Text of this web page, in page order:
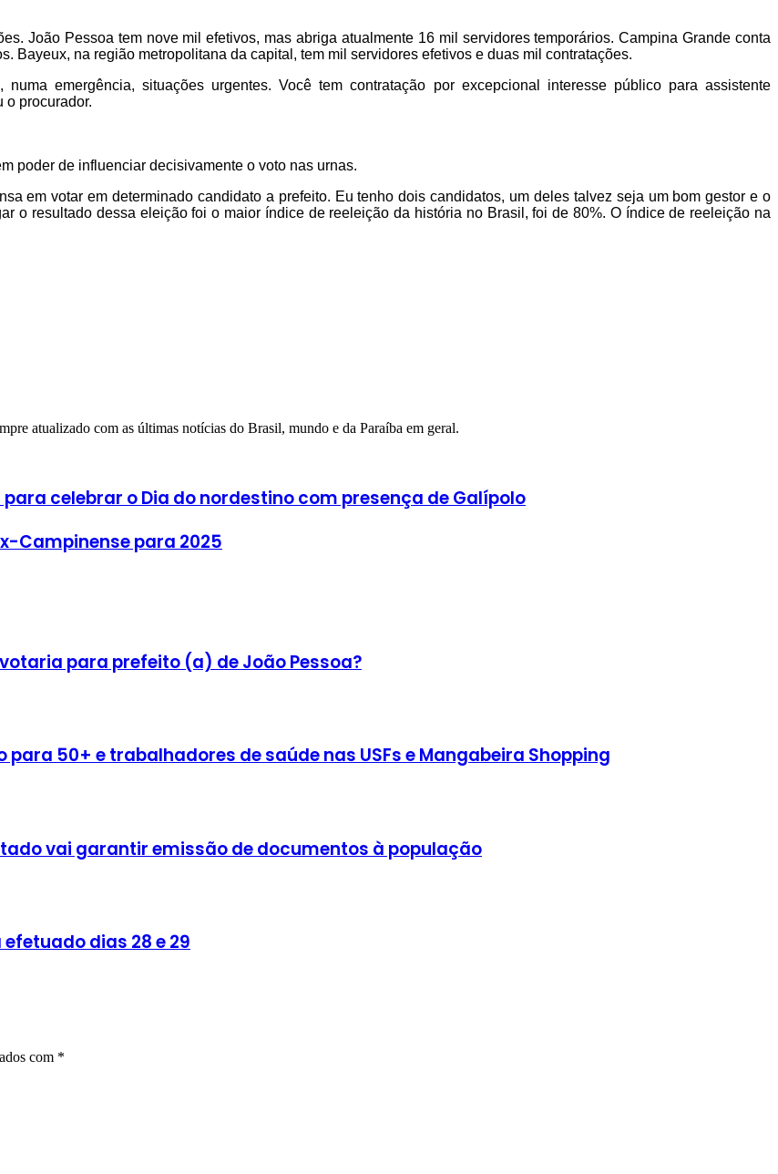
João Pessoa tem nove mil efetivos, mas abriga atualmente 16 mil servidores temporários. Campina Grande conta
Bayeux, na região metropolitana da capital, tem mil servidores efetivos e duas mil contratações.
emergência, situações urgentes. Você tem contratação por excepcional interesse público para assistente
o procurador.
poder de influenciar decisivamente o voto nas urnas.
em votar em determinado candidato a prefeito. Eu tenho dois candidatos, um deles talvez seja um bom gestor e o
o resultado dessa eleição foi o maior índice de reeleição da história no Brasil, foi de 80%. O índice de reeleição na
atualizado com as últimas notícias do Brasil, mundo e da Paraíba em geral.
celebrar o Dia do nordestino com presença de Galípolo
Campinense para 2025
votaria para prefeito (a) de João Pessoa?
50+ e trabalhadores de saúde nas USFs e Mangabeira Shopping
vai garantir emissão de documentos à população
dias 28 e 29
com *